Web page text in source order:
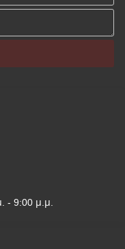
- 9:00 μ.μ.